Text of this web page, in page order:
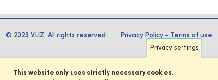
© 2023 VLIZ. All rights reserved Privacy Policy - Terms of use
Privacy settings
This website only uses strictly necessary cookies.